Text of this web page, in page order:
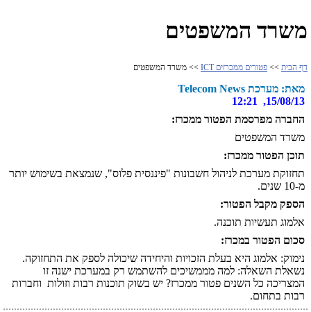
משרד המשפטים
דף הבית >> פטורים ממכרזים ICT >> משרד המשפטים
מאת: מערכת Telecom News
15/08/13, 12:21
החברה מפרסמת הפטור ממכרז:
משרד המשפטים
תוכן הפטור ממכרז:
תחזוקת מערכת לניהול חשבונות "פיננסית פלוס", שנמצאת בשימוש יותר
מ-10 שנים.
הספק מקבל הפטור:
אלמוג תעשיות תוכנה.
סכום הפטור במכרז:
נימוק: אלמוג היא בעלת הזכויות והיחידה שיכולה לספק את התחזוקה.
נשאלת השאלה: למה מממשיכים להשתמש רק במערכת ישנה זו
המצריכה כל השנים פטור ממכרז? יש בשוק תוכנות רבות וזולות וחברות
רבות בתחום.